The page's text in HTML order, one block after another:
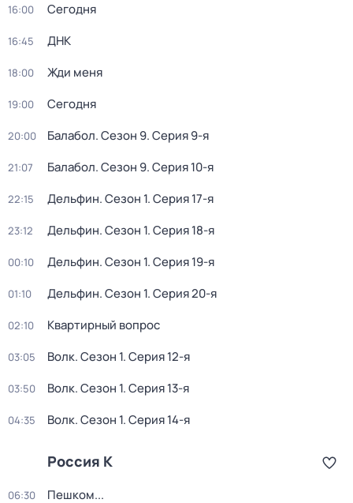
16:00 Сегодня
16:45 ДНК
18:00 Жди меня
19:00 Сегодня
20:00 Балабол. Сезон 9. Серия 9-я
21:07 Балабол. Сезон 9. Серия 10-я
22:15 Дельфин. Сезон 1. Серия 17-я
23:12 Дельфин. Сезон 1. Серия 18-я
00:10 Дельфин. Сезон 1. Серия 19-я
01:10 Дельфин. Сезон 1. Серия 20-я
02:10 Квартирный вопрос
03:05 Волк. Сезон 1. Серия 12-я
03:50 Волк. Сезон 1. Серия 13-я
04:35 Волк. Сезон 1. Серия 14-я
Россия К
06:30 Пешком...